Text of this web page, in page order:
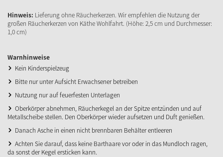
Hinweis: Lieferung ohne Räucherkerzen. Wir empfehlen die Nutzung der
großen Räucherkerzen von Käthe Wohlfahrt. (Höhe: 2,5 cm und Durchmesser:
1,0 cm)
Warnhinweise
Kein Kinderspielzeug
Bitte nur unter Aufsicht Erwachsener betreiben
Nutzung nur auf feuerfesten Unterlagen
Oberkörper abnehmen, Räucherkegel an der Spitze entzünden und auf
Metallscheibe stellen. Den Oberkörper wieder aufsetzen und Duft genießen.
Danach Asche in einen nicht brennbaren Behälter entleeren
Achten Sie darauf, dass keine Barthaare vor oder in das Mundloch ragen,
da sonst der Kegel ersticken kann.